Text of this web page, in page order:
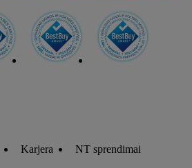
Karjera NT sprendimai